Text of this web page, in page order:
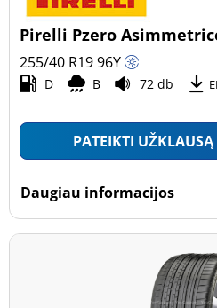
Pirelli Pzero
255/40 R1996Y
D B 72 db
PATEIKTI
Daugiau informacijos